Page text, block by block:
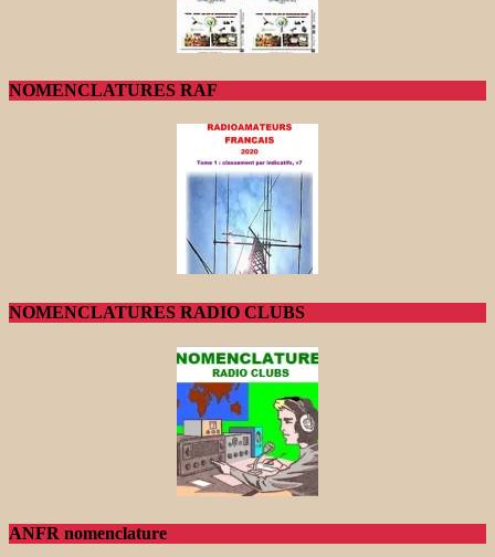
NOMENCLATURES RAF
NOMENCLATURES RADIO CLUBS
ANFR nomenclature